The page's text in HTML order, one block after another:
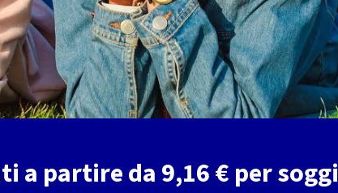
a partire da 9,16 € per